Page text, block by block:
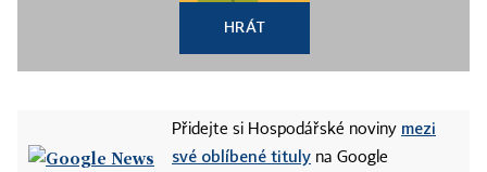
HRÁT
Přidejte si Hospodářské noviny mezi
své oblíbené tituly na Google